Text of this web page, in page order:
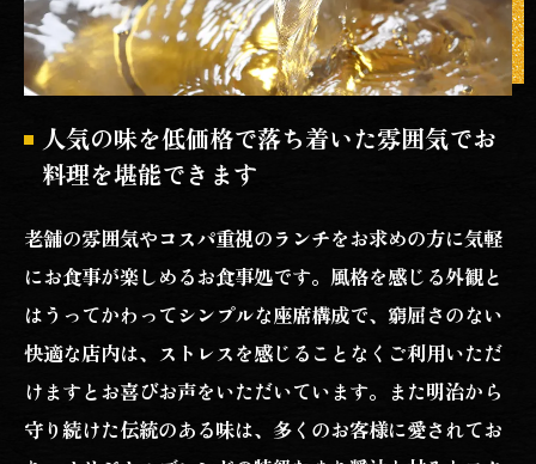
人気の味を低価格で落ち着いた雰囲気でお
料理を堪能できます
老舗の雰囲気やコスパ重視のランチをお求めの方に気軽
にお食事が楽しめるお食事処です。風格を感じる外観と
はうってかわってシンプルな座席構成で、窮屈さのない
快適な店内は、ストレスを感じることなくご利用いただ
けますとお喜びお声をいただいています。また明治から
守り続けた伝統のある味は、多くのお客様に愛されてお